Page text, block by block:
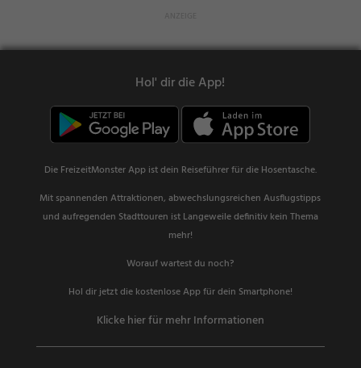
Hol' dir die App!
Die FreizeitMonster App ist dein Reiseführer für die Hosentasche.
Mit spannenden Attraktionen, abwechslungsreichen Ausflugstipps
und aufregenden Stadttouren ist Langeweile definitiv kein Thema
mehr!
Worauf wartest du noch?
Hol dir jetzt die kostenlose App für dein Smartphone!
Klicke hier für mehr Informationen